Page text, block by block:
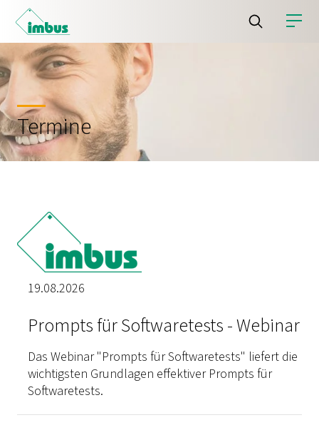
Termine
19.08.2026
Prompts für Softwaretests - Webinar
Das Webinar "Prompts für Softwaretests" liefert die
wichtigsten Grundlagen effektiver Prompts für
Softwaretests.